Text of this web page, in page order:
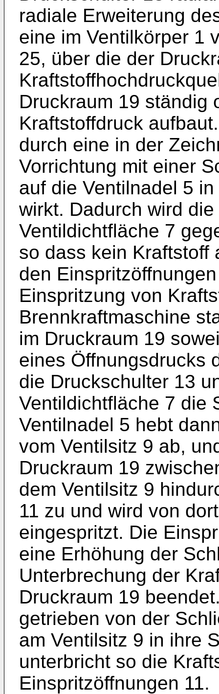
radiale Erweiterung
eine im Ventilkörper 1
25, über die der
Druckraum 19 ständig
Kraftstoffdruck
durch eine in der
Vorrichtung mit einer
auf die Ventilnadel 5
wirkt. Dadurch wird
Ventildichtfläche 7
so dass kein Kraftstoff
den
Einspritzung von
Brennkraftmaschine
im Druckraum 19
eines Öffnungsdrucks
die Druckschulter 13
Ventildichtfläche 7 die
Ventilnadel 5 hebt
vom Ventilsitz 9 ab,
Druckraum 19
dem Ventilsitz 9
11 zu und wird von
eingespritzt. Die
eine Erhöhung der
Unterbrechung der
Druckraum 19
getrieben von der
am Ventilsitz 9 in ihre
unterbricht so die
Einspritzöffnungen 11.